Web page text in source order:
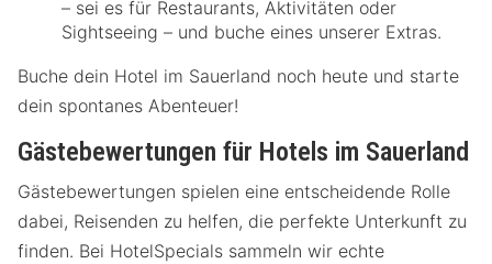
– sei es für Restaurants, Aktivitäten oder
Sightseeing – und buche eines unserer Extras.
Buche dein Hotel im Sauerland noch heute und starte
dein spontanes Abenteuer!
Gästebewertungen für Hotels im Sauerland
Gästebewertungen spielen eine entscheidende Rolle
dabei, Reisenden zu helfen, die perfekte Unterkunft zu
finden. Bei HotelSpecials sammeln wir echte